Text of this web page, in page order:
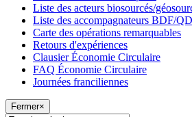
Liste des acteurs biosourcés/
Liste des accompagnateurs BDF/
Carte des opérations remarquables
Retours d'expériences
Clausier Économie Circulaire
FAQ Économie Circulaire
Journées franciliennes
Fermer×